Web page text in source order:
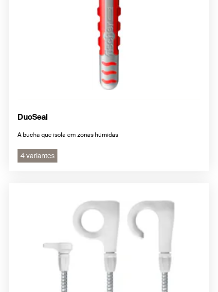
DuoSeal
A bucha que isola em zonas húmidas
4 variantes